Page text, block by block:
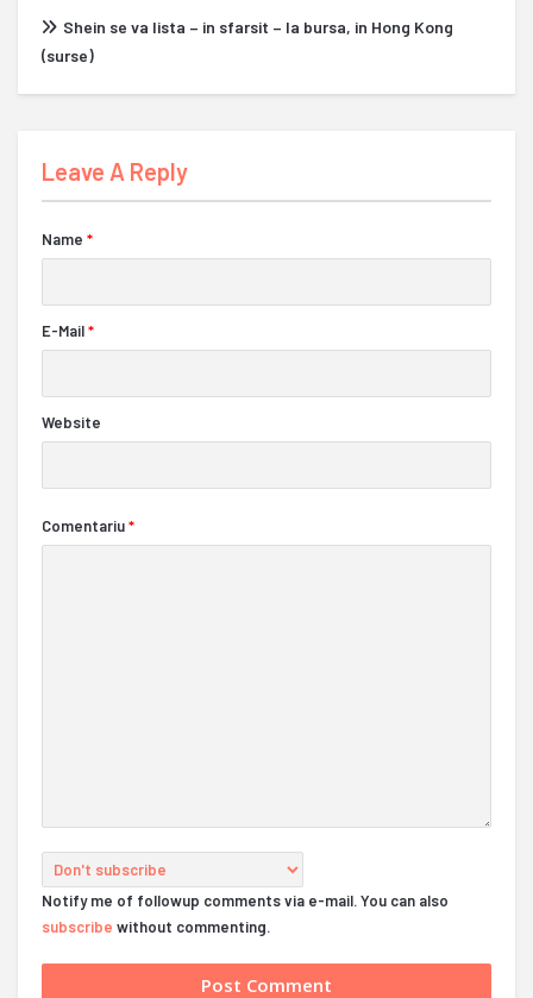
Shein se va lista – in sfarsit – la bursa, in Hong Kong
(surse)
Leave A Reply
Name *
E-Mail*
Website
Comentariu*
Notify me of followup comments via e-mail. You can also
subscribe without commenting.